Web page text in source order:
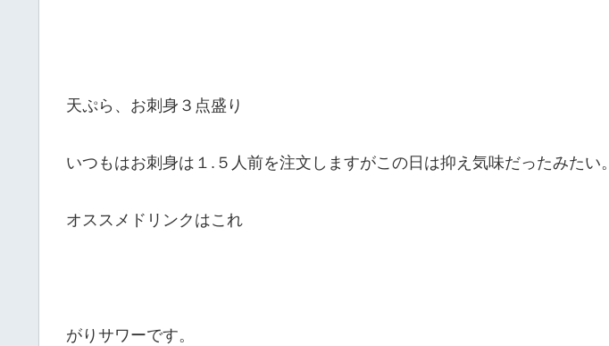
天ぷら、お刺身３点盛り
いつもはお刺身は１.５人前を注文しますがこの日は抑え気味だったみたい。
オススメドリンクはこれ
がりサワーです。